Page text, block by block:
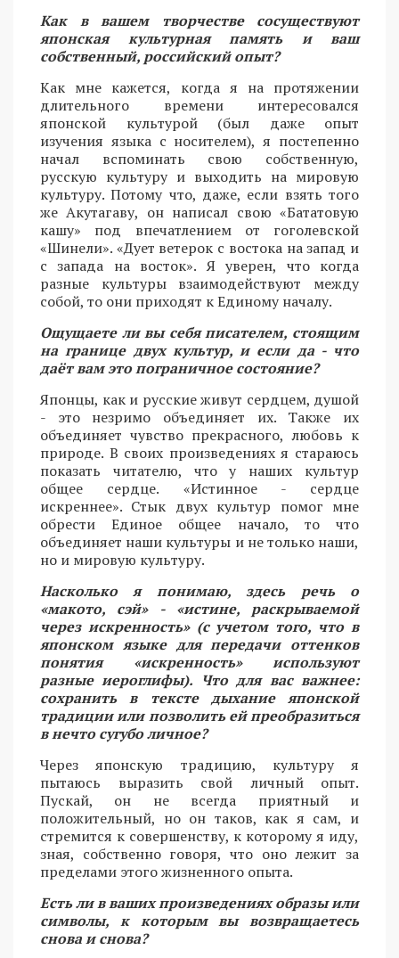
Как в вашем творчестве сосуществуют
японская культурная память и ваш
собственный, российский опыт?
Как мне кажется, когда я на протяжении
длительного времени интересовался
японской культурой (был даже опыт
изучения языка с носителем), я постепенно
начал вспоминать свою собственную,
русскую культуру и выходить на мировую
культуру. Потому что, даже, если взять того
же Акутагаву, он написал свою «Бататовую
кашу» под впечатлением от гоголевской
«Шинели». «Дует ветерок с востока на запад и
с запада на восток». Я уверен, что когда
разные культуры взаимодействуют между
собой, то они приходят к Единому началу.
Ощущаете ли вы себя писателем, стоящим
на границе двух культур, и если да - что
даёт вам это пограничное состояние?
Японцы, как и русские живут сердцем, душой
- это незримо объединяет их. Также их
объединяет чувство прекрасного, любовь к
природе. В своих произведениях я стараюсь
показать читателю, что у наших культур
общее сердце. «Истинное - сердце
искреннее». Стык двух культур помог мне
обрести Единое общее начало, то что
объединяет наши культуры и не только наши,
но и мировую культуру.
Насколько я понимаю, здесь речь о
«макото, сэй» - «истине, раскрываемой
через искренность» (с учетом того, что в
японском языке для передачи оттенков
понятия «искренность» используют
разные иероглифы). Что для вас важнее:
сохранить в тексте дыхание японской
традиции или позволить ей преобразиться
в нечто сугубо личное?
Через японскую традицию, культуру я
пытаюсь выразить свой личный опыт.
Пускай, он не всегда приятный и
положительный, но он таков, как я сам, и
стремится к совершенству, к которому я иду,
зная, собственно говоря, что оно лежит за
пределами этого жизненного опыта.
Есть ли в ваших произведениях образы или
символы, к которым вы возвращаетесь
снова и снова?